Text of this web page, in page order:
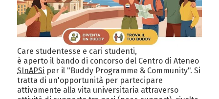
Care studentesse e cari studenti,
è aperto il bando di concorso del Centro di Ateneo
SInAPSi per il "Buddy Programme & Community". Si
tratta di un'opportunità per partecipare
attivamente alla vita universitaria attraverso